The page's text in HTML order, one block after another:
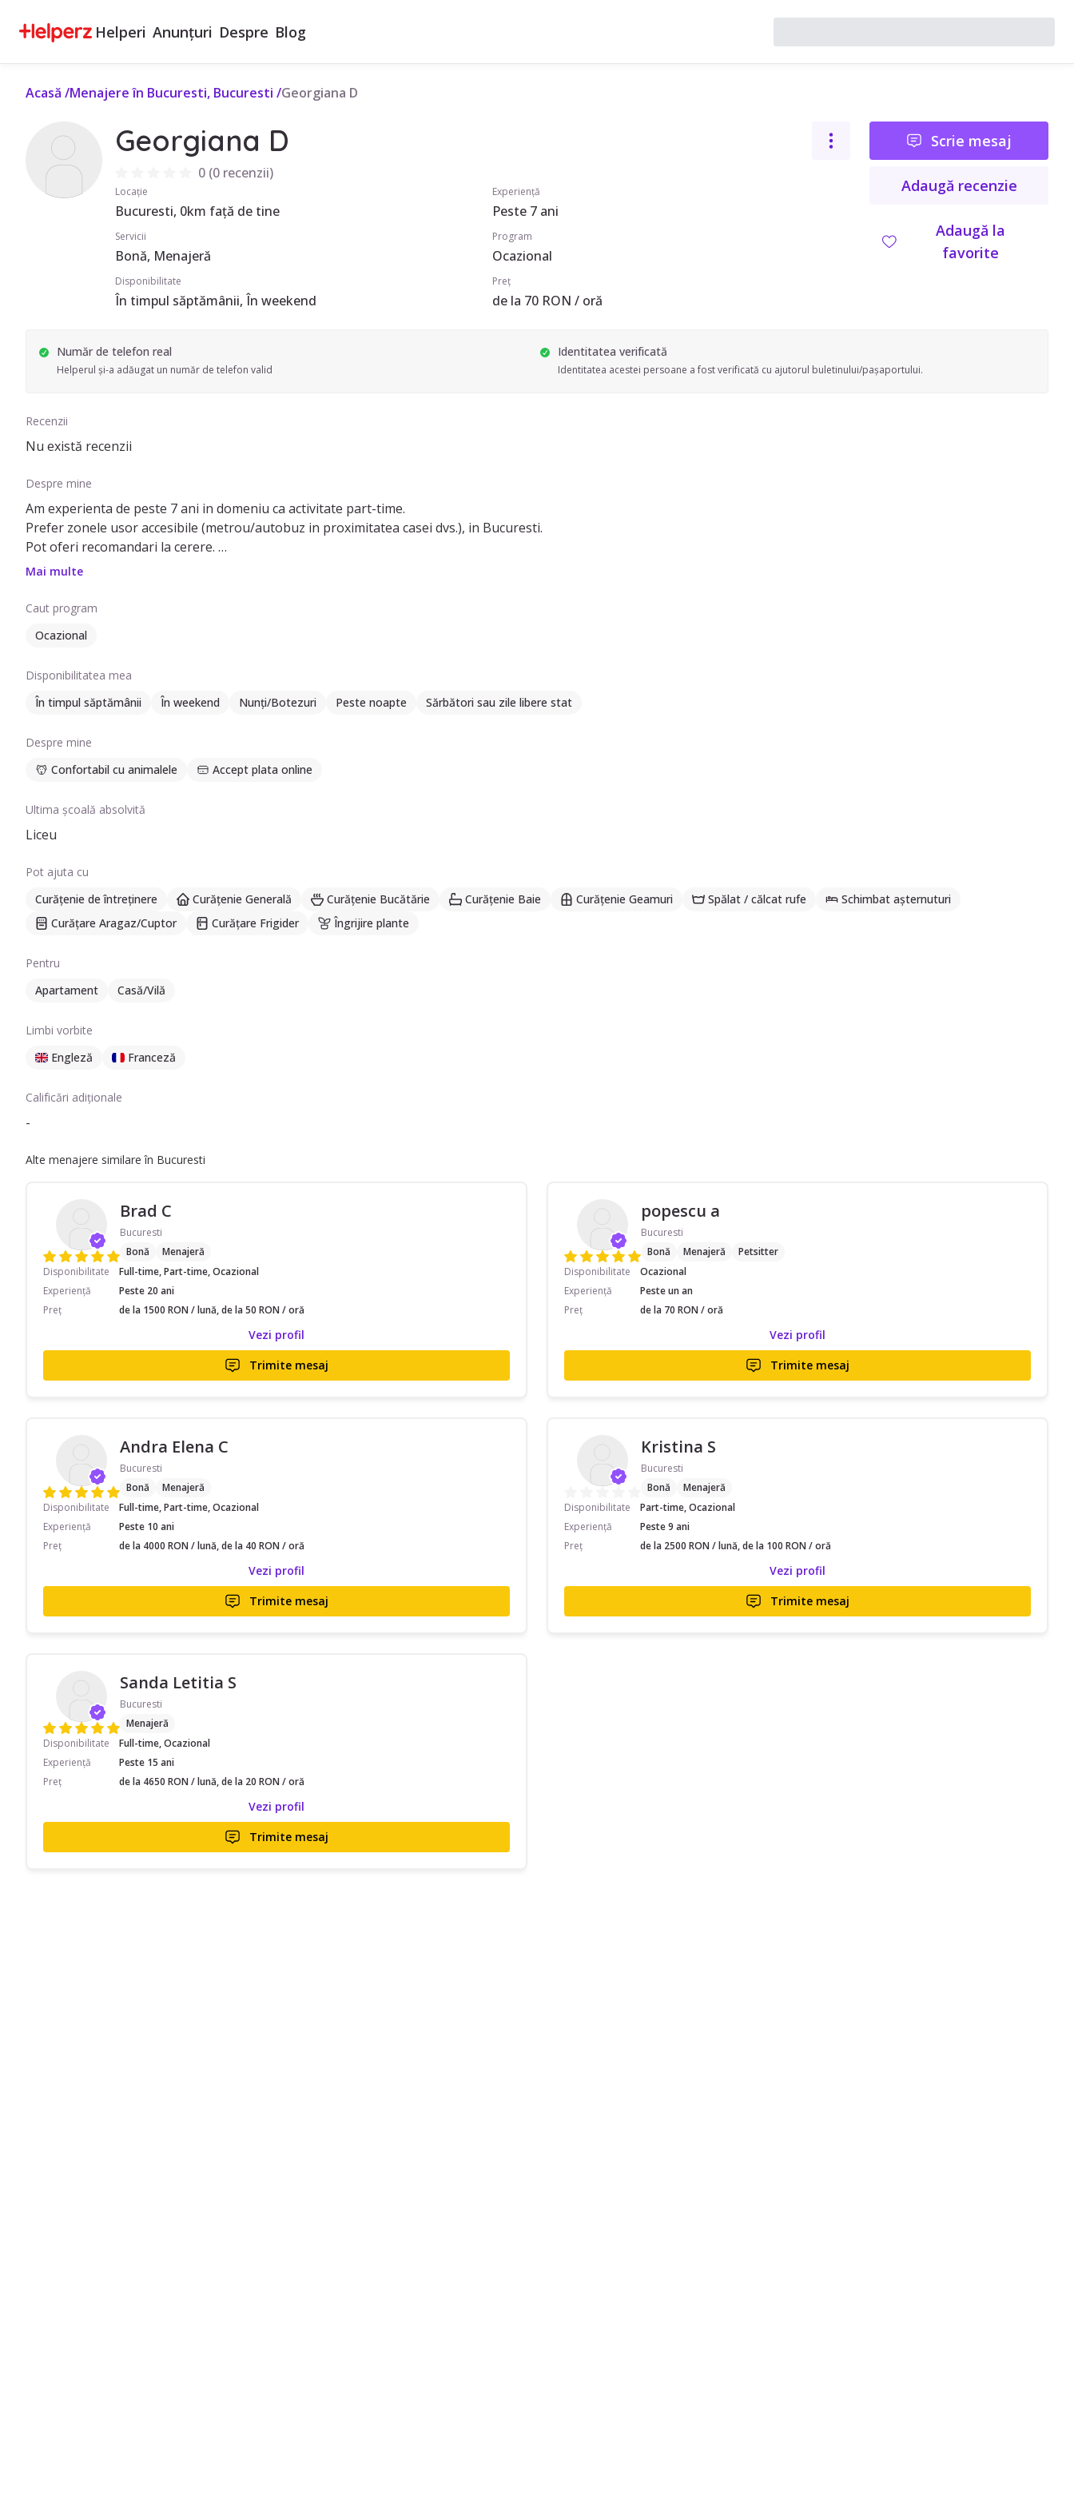
Helperi Anunțuri Despre Blog
Acasă /Menajere în Bucuresti, Bucuresti /Georgiana D
Georgiana D
0(0 recenzii)
Locație
Bucuresti, 0km față de tine
Experiență
Peste 7 ani
Servicii
Bonă, Menajeră
Program
Ocazional
Disponibilitate
În timpul săptămânii, În weekend
Preț
de la 70 RON / oră
Scrie mesaj
Adaugă recenzie
Adaugă la
favorite
Număr de telefon real
Helperul și-a adăugat un număr de telefon valid
Identitatea verificată
Identitatea acestei persoane a fost verificată cu ajutorul buletinului/pașaportului.
Recenzii
Nu există recenzii
Despre mine
Am experienta de peste 7 ani in domeniu ca activitate part-time.
Prefer zonele usor accesibile (metrou/autobuz in proximitatea casei dvs.), in Bucuresti.
Pot oferi recomandari la cerere.
Pretul il stabilim impreuna dupa o discutie in prealabil, insa prefer plata la ziua de munca, nu la ora, asa nu stam cu ochii pe ceas :) , iar eu plec cand termin treaba,
Pentru orice detalii, nu ezitati sa ma contactati.
Mai multe
Caut program
Ocazional
Disponibilitatea mea
În timpul săptămânii
În weekend Nunți/Botezuri Peste noapte Sărbători sau zile libere stat
Despre mine
Confortabil cu animalele
Accept plata online
Ultima școală absolvită
Liceu
Pot ajuta cu
Curățenie de întreținere
Curățenie Generală Curățenie Bucătărie Curățenie Baie Curățenie Geamuri Spălat / călcat rufe
Schimbat așternuturi
Curățare Aragaz/Cuptor
Curățare Frigider Îngrijire plante
Pentru
Apartament
Casă/Vilă
Limbi vorbite
Engleză
Franceză
Calificări adiționale
-
Alte menajere similare în Bucuresti
Brad C
Bucuresti
Bonă
Menajeră
Disponibilitate
Full-time, Part-time, Ocazional
Experiență
Peste 20 ani
Preț
de la 1500 RON / lună, de la 50 RON / oră
Vezi profil
Trimite mesaj
popescu a
Bucuresti
Bonă
Menajeră
Petsitter
Disponibilitate
Ocazional
Experiență
Peste un an
Preț
de la 70 RON / oră
Vezi profil
Trimite mesaj
Andra Elena C
Bucuresti
Bonă
Menajeră
Disponibilitate
Full-time, Part-time, Ocazional
Experiență
Peste 10 ani
Preț
de la 4000 RON / lună, de la 40 RON / oră
Vezi profil
Trimite mesaj
Kristina S
Bucuresti
Bonă
Menajeră
Disponibilitate
Part-time, Ocazional
Experiență
Peste 9 ani
Preț
de la 2500 RON / lună, de la 100 RON / oră
Vezi profil
Trimite mesaj
Sanda Letitia S
Bucuresti
Menajeră
Disponibilitate
Full-time, Ocazional
Experiență
Peste 15 ani
Preț
de la 4650 RON / lună, de la 20 RON / oră
Vezi profil
Trimite mesaj